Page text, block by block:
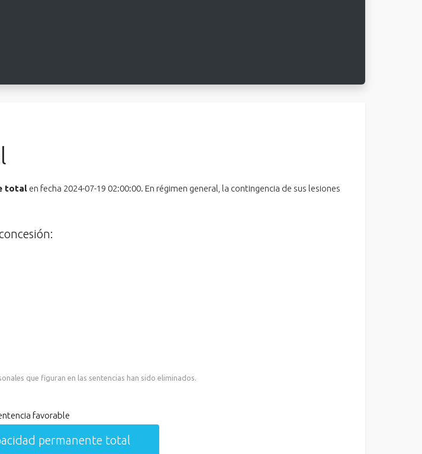
total en fecha 2024-07-19 02:00:00. En régimen general, la contingencia de sus lesiones
que figuran en las sentencias han sido eliminados.
favorable
permanente total